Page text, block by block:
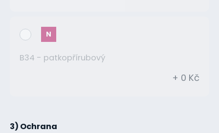
N
B34 - patkopřírubový
+ 0 Kč
3) Ochrana